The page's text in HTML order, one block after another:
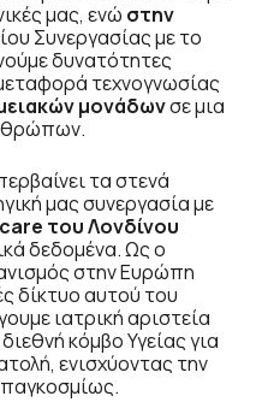
μας, ενώ στην
Συνεργασίας με το
δυνατότητες
τεχνογνωσίας
μονάδωνσε μια
τα στενά
μας συνεργασία με
του Λονδίνου
δεδομένα. Ως ο
στην Ευρώπη
δίκτυο αυτού του
ιατρική αριστεία
κόμβο Υγείας για
ενισχύοντας την